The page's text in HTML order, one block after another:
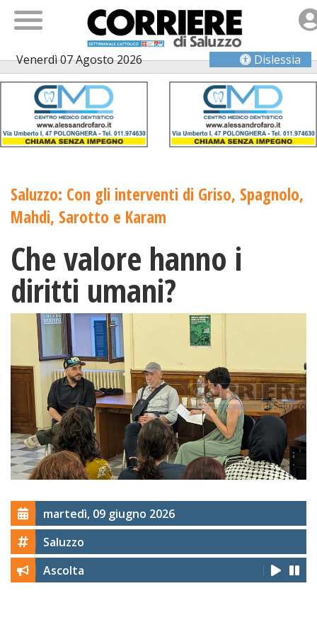
Venerdì 07 Agosto 2026 Dislessia
Saluzzo: Con gli interventi di Griso, Spagnolo,
Mahdi, Sarotto e Karam
Che valore hanno i
diritti umani?
martedì, 09 giugno 2026
Saluzzo
Ascolta